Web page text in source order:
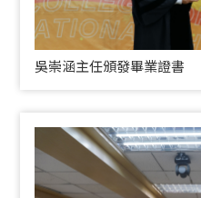
吳崇涵主任頒發畢業證書